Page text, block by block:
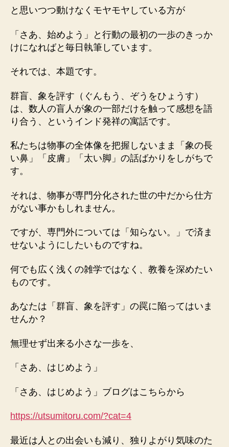
評
へ
の
と思いつつ動けなくモヤモヤしている方が
「さあ、始めよう」と行動の最初の一歩のきっか
けになればと毎日執筆しています。
それでは、本題です。
群盲、象を評す（ぐんもう、ぞうをひょうす）
は、数人の盲人が象の一部だけを触って感想を語
り合う、というインド発祥の寓話です。
私たちは物事の全体像を把握しないまま「象の長
い鼻」「皮膚」「太い脚」の話ばかりをしがちで
す。
それは、物事が専門分化された世の中だから仕方
がない事かもしれません。
ですが、専門外については「知らない。」で済ま
せないようにしたいものですね。
何でも広く浅くの雑学ではなく、教養を深めたい
ものです。
あなたは「群盲、象を評す」の罠に陥ってはいま
せんか？
無理せず出来る小さな一歩を、
「さあ、はじめよう」
「さあ、はじめよう」ブログはこちらから
https://utsumitoru.com/?cat=4
最近は人との出会いも減り、独りよがり気味のた